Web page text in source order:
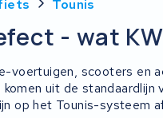
Tounis
- wat
voertuigen, scooters en
uit de standaardlijn
op het Tounis-systeem